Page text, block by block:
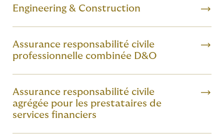
Engineering & Construction
Assurance responsabilité civile
professionnelle combinée D&O
Assurance responsabilité civile
agrégée pour les prestataires de
services financiers